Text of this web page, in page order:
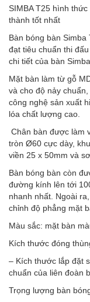
SIMBA T25 hình
thành tốt nhất
Bàn bóng bàn
đạt tiêu chuẩn thi
chi tiết của bàn
Mặt bàn làm từ gỗ
và cho độ nảy
công nghệ sản xuất
lóa chất lượng cao.
Chân bàn được làm
tròn Ø60 cực dày,
viền 25 x 50mm và
Bàn bóng bàn còn
đường kính lên tới
nhanh nhất. Ngoài
chỉnh độ phẳng mặt
Màu sắc: mặt bàn
Kích thước đóng
– Kích thước lắp đặt
chuẩn của liên đoàn
Trọng lượng bàn